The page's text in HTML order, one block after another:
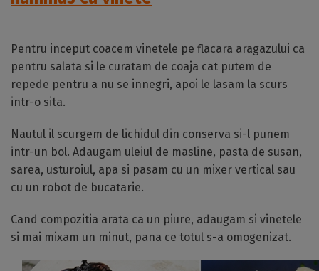
Pentru inceput coacem vinetele pe flacara aragazului ca
pentru salata si le curatam de coaja cat putem de
repede pentru a nu se innegri, apoi le lasam la scurs
intr-o sita.
Nautul il scurgem de lichidul din conserva si-l punem
intr-un bol. Adaugam uleiul de masline, pasta de susan,
sarea, usturoiul, apa si pasam cu un mixer vertical sau
cu un robot de bucatarie.
Cand compozitia arata ca un piure, adaugam si vinetele
si mai mixam un minut, pana ce totul s-a omogenizat.